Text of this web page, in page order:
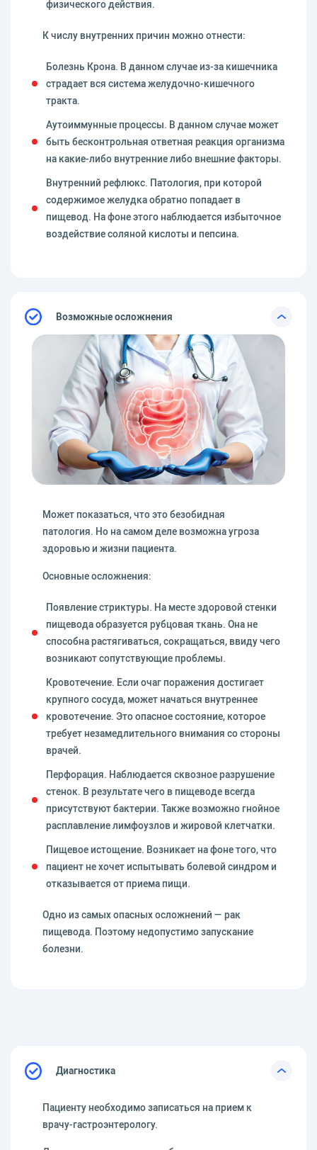
физического действия.
К числу внутренних причин можно отнести:
Болезнь Крона. В данном случае из-за кишечника
страдает вся система желудочно-кишечного
тракта.
Аутоиммунные процессы. В данном случае может
быть бесконтрольная ответная реакция организма
на какие-либо внутренние либо внешние факторы.
Внутренний рефлюкс. Патология, при которой
содержимое желудка обратно попадает в
пищевод. На фоне этого наблюдается избыточное
воздействие соляной кислоты и пепсина.
Возможные осложнения
Может показаться, что это безобидная
патология. Но на самом деле возможна угроза
здоровью и жизни пациента.
Основные осложнения:
Появление стриктуры. На месте здоровой стенки
пищевода образуется рубцовая ткань. Она не
способна растягиваться, сокращаться, ввиду чего
возникают сопутствующие проблемы.
Кровотечение. Если очаг поражения достигает
крупного сосуда, может начаться внутреннее
кровотечение. Это опасное состояние, которое
требует незамедлительного внимания со стороны
врачей.
Перфорация. Наблюдается сквозное разрушение
стенок. В результате чего в пищеводе всегда
присутствуют бактерии. Также возможно гнойное
расплавление лимфоузлов и жировой клетчатки.
Пищевое истощение. Возникает на фоне того, что
пациент не хочет испытывать болевой синдром и
отказывается от приема пищи.
Одно из самых опасных осложнений — рак
пищевода. Поэтому недопустимо запускание
болезни.
Диагностика
Пациенту необходимо записаться на прием к
врачу-гастроэнтерологу.